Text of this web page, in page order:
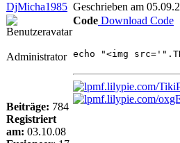
DjMicha1985 Geschrieben am
Administrator
Beiträge: 784
Registriert
am: 03.10.08
Code Download Code
echo "<img